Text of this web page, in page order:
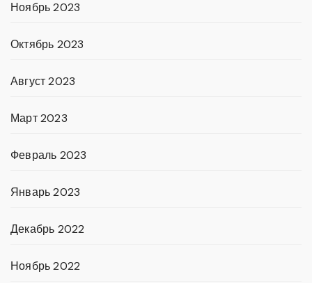
Ноябрь 2023
Октябрь 2023
Август 2023
Март 2023
Февраль 2023
Январь 2023
Декабрь 2022
Ноябрь 2022